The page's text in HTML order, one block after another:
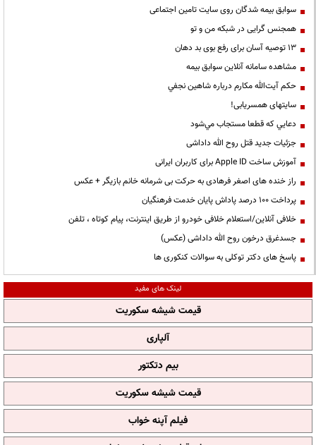
سوابق بیمه شدگان روی سایت تامین اجتماعی
همجنس گرایی در شبکه من و تو
13 توصیه آسان برای رفع بوی بد دهان
مشاهده سامانه آنلاين سوابق بیمه
حكم آيت‌الله مكارم درباره شاهين نجفي
سایتهای همسریابی!
دعايي كه قطعا مستجاب مي‌شود
جزئیات جدید قتل روح الله داداشی
آموزش ساخت Apple ID برای کاربران ایرانی
راز خنده های اصغر فرهادی به حرکت بی شرمانه خانم بازیگر + عکس
پرداخت ۱۰۰ درصد پاداش پایان خدمت فرهنگیان
خلافی آنلاین/استعلام خلافی خودرو از طریق اینترنت، پیام کوتاه ، تلفن
جسدغرق درخون روح الله داداشی (عکس)
پاسخ های دکتر توکلی به سوالات کنکوری ها
لینک های مفید
قیمت شیشه سکوریت
آلپاری
بیم دتکتور
قیمت شیشه سکوریت
فیلم آپنه خواب